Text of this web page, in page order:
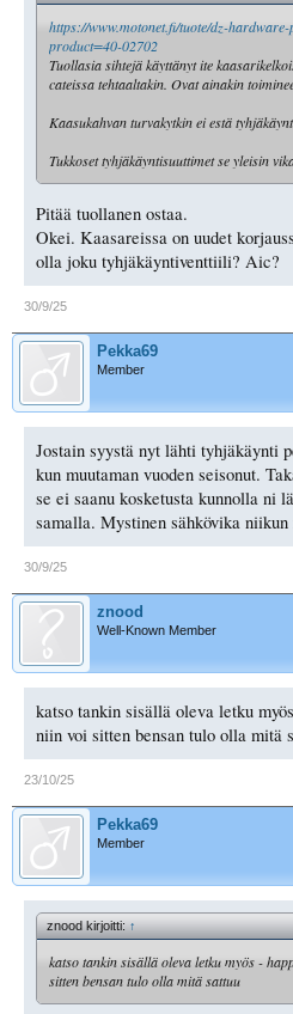
https://www.motonet.fi/tuote/dz-
product=40-02702
Tuollasia sihtejä käyttänyt ite
cateissa tehtaaltakin. Ovat ainakin
Kaasukahvan turvakytkin ei estä
Tukkoset tyhjäkäyntisuuttimet se yleisin
Pitää tuollanen ostaa.
Okei. Kaasareissa on uudet
olla joku tyhjäkäyntiventtiili? Aic?
30/9/25
Pekka69
Member
Jostain syystä nyt lähti tyhjäkäynti
kun muutaman vuoden seisonut.
se ei saanu kosketusta kunnolla ni
samalla. Mystinen sähkövika
30/9/25
znood
Well-Known Member
katso tankin sisällä oleva letku
niin voi sitten bensan tulo olla mitä
23/10/25
Pekka69
Member
znood kirjoitti:↑
katso tankin sisällä oleva letku myös -
sitten bensan tulo olla mitä sattuu